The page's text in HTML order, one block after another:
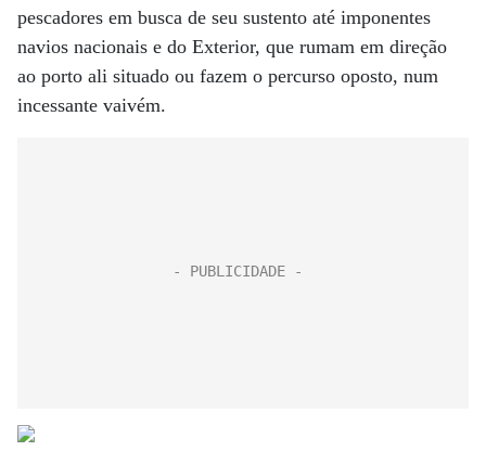
pescadores em busca de seu sustento até imponentes
navios nacionais e do Exterior, que rumam em direção
ao porto ali situado ou fazem o percurso oposto, num
incessante vaivém.